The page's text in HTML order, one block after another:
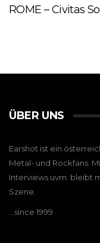
ROME – Civitas
ÜBER UNS
Earshot ist ein
Metal- und Rockfans.
Interviews uvm. bleibt
Szene.
…since 1999